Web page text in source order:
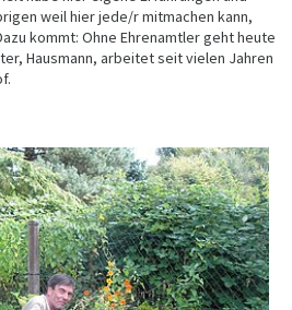
weil hier jede/r mitmachen kann,
kommt: Ohne Ehrenamtler geht heute
Hausmann, arbeitet seit vielen Jahren